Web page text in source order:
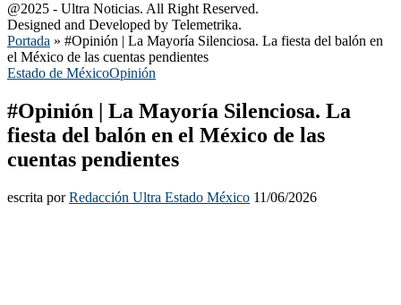
@2025 - Ultra Noticias. All Right Reserved.
Designed and Developed by Telemetrika.
Portada » #Opinión | La Mayoría Silenciosa. La fiesta del balón en
el México de las cuentas pendientes
Estado de MéxicoOpinión
#Opinión | La Mayoría Silenciosa. La
fiesta del balón en el México de las
cuentas pendientes
escrita porRedacción Ultra Estado México 11/06/2026